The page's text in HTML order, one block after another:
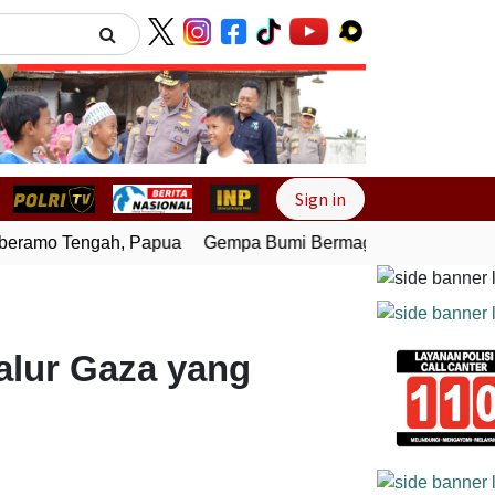
Next
Sign in
Tengah, Papua Gempa Bumi Bermagnitudo 4,0
Gaza yang